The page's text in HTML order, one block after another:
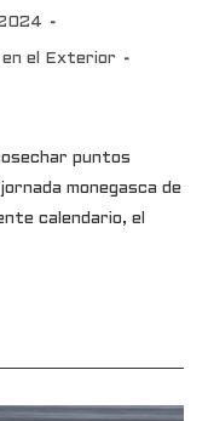
en el Exterior
puntos
monegasca de
calendario, el